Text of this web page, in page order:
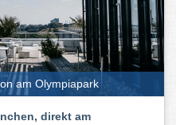
am Olympiapark
direkt am